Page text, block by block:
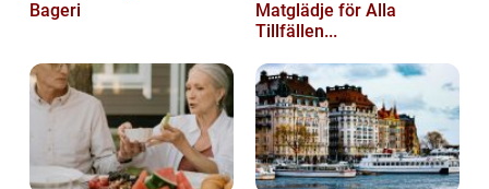
Bageri
Matglädje för Alla
Tillfällen...